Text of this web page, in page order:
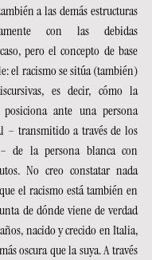
a las demás estructuras
con las debidas
pero el concepto de base
el racismo se sitúa (también)
es decir, cómo la
ante una persona
– transmitido a través de los
de la persona blanca con
No creo constatar nada
el racismo está también en
de dónde viene de verdad
nacido y crecido en Italia,
oscura que la suya. A través